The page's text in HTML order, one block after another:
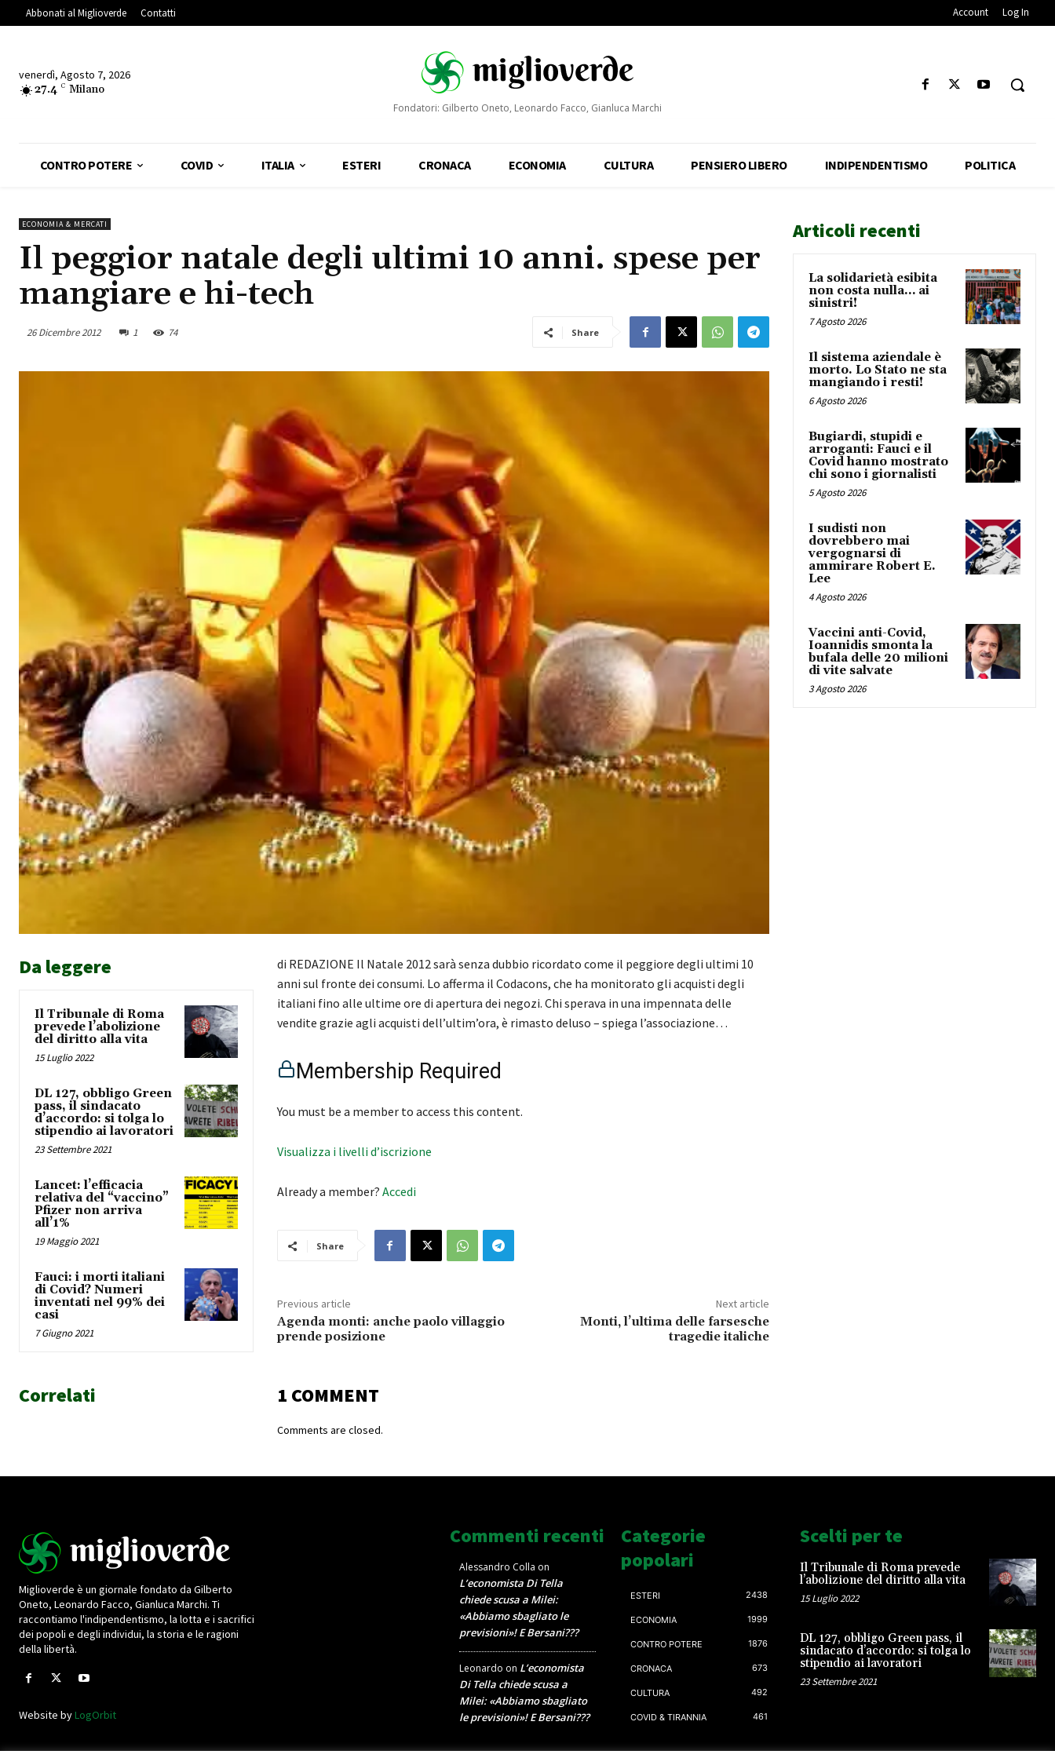
Abbonati al Miglioverde Contatti Account Log In
venerdì, Agosto 7, 2026
27.4 C Milano
Fondatori: Gilberto Oneto, Leonardo Facco, Gianluca Marchi
CONTRO POTERE COVID ITALIA ESTERI CRONACA ECONOMIA CULTURA PENSIERO LIBERO INDIPENDENTISMO POLITICA
ECONOMIA & MERCATI
Il peggior natale degli ultimi 10 anni. spese per
mangiare e hi-tech
26 Dicembre 2012 1 74 Share
Da leggere
Il Tribunale di Roma
prevede l’abolizione
del diritto alla vita
15 Luglio 2022
DL 127, obbligo Green
pass, il sindacato
d’accordo: si tolga lo
stipendio ai lavoratori
23 Settembre 2021
Lancet: l’efficacia
relativa del “vaccino”
Pfizer non arriva
all’1%
19 Maggio 2021
Fauci: i morti italiani
di Covid? Numeri
inventati nel 99% dei
casi
7 Giugno 2021
di REDAZIONE Il Natale 2012 sarà senza dubbio ricordato come il peggiore degli ultimi 10
anni sul fronte dei consumi. Lo afferma il Codacons, che ha monitorato gli acquisti degli
italiani fino alle ultime ore di apertura dei negozi. Chi sperava in una impennata delle
vendite grazie agli acquisti dell’ultim’ora, è rimasto deluso – spiega l’associazione…
Membership Required
You must be a member to access this content.
Visualizza i livelli d’iscrizione
Already a member? Accedi
Share
Previous article
Agenda monti: anche paolo villaggio
prende posizione
Next article
Monti, l’ultima delle farsesche
tragedie italiche
Correlati 1 COMMENT
Comments are closed.
Articoli recenti
La solidarietà esibita
non costa nulla… ai
sinistri!
7 Agosto 2026
Il sistema aziendale è
morto. Lo Stato ne sta
mangiando i resti!
6 Agosto 2026
Bugiardi, stupidi e
arroganti: Fauci e il
Covid hanno mostrato
chi sono i giornalisti
5 Agosto 2026
I sudisti non
dovrebbero mai
vergognarsi di
ammirare Robert E.
Lee
4 Agosto 2026
Vaccini anti-Covid,
Ioannidis smonta la
bufala delle 20 milioni
di vite salvate
3 Agosto 2026
Miglioverde è un giornale fondato da Gilberto
Oneto, Leonardo Facco, Gianluca Marchi. Ti
raccontiamo l'indipendentismo, la lotta e i sacrifici
dei popoli e degli individui, la storia e le ragioni
della libertà.
Website byLogOrbit
Commenti recenti
Alessandro Colla on
L’economista Di Tella
chiede scusa a Milei:
«Abbiamo sbagliato le
previsioni»! E Bersani???
Leonardo on L’economista
Di Tella chiede scusa a
Milei: «Abbiamo sbagliato
le previsioni»! E Bersani???
Categorie
popolari
ESTERI 2438
ECONOMIA 1999
CONTRO POTERE 1876
CRONACA 673
CULTURA 492
COVID & TIRANNIA 461
Scelti per te
Il Tribunale di Roma prevede
l’abolizione del diritto alla vita
15 Luglio 2022
DL 127, obbligo Green pass, il
sindacato d’accordo: si tolga lo
stipendio ai lavoratori
23 Settembre 2021